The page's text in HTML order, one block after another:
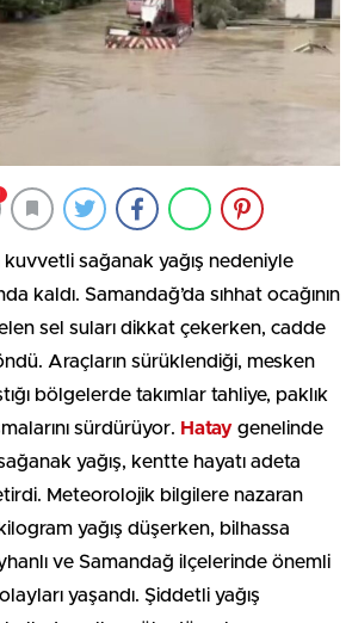
kuvvetli sağanak yağış nedeniyle
kaldı. Samandağ’da sıhhat ocağının
sel suları dikkat çekerken, cadde
Araçların sürüklendiği, mesken
bölgelerde takımlar tahliye, paklık
sürdürüyor. Hatay genelinde
yağış, kentte hayatı adeta
Meteorolojik bilgilere nazaran
yağış düşerken, bilhassa
ve Samandağ ilçelerinde önemli
yaşandı. Şiddetli yağış